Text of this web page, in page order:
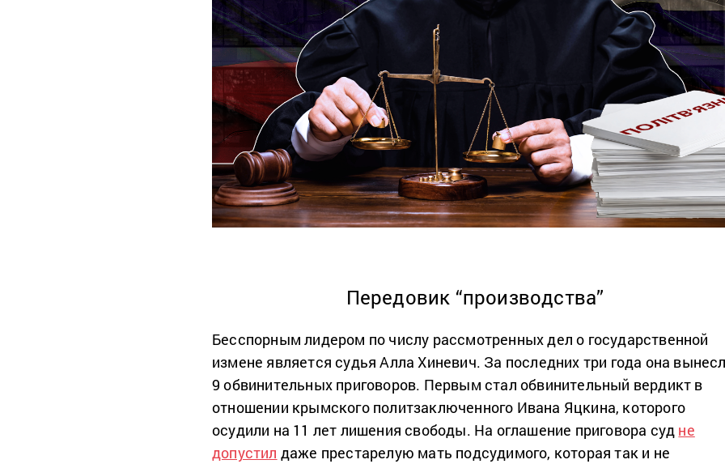
Передовик “производства”
Бесспорным лидером по числу рассмотренных дел о государственной
измене является судья Алла Хиневич. За последних три года она
9 обвинительных приговоров. Первым стал обвинительный вердикт в
отношении крымского политзаключенного Ивана Яцкина, которого
осудили на 11 лет лишения свободы. На оглашение приговора суд не
допустил даже престарелую мать подсудимого, которая так и не